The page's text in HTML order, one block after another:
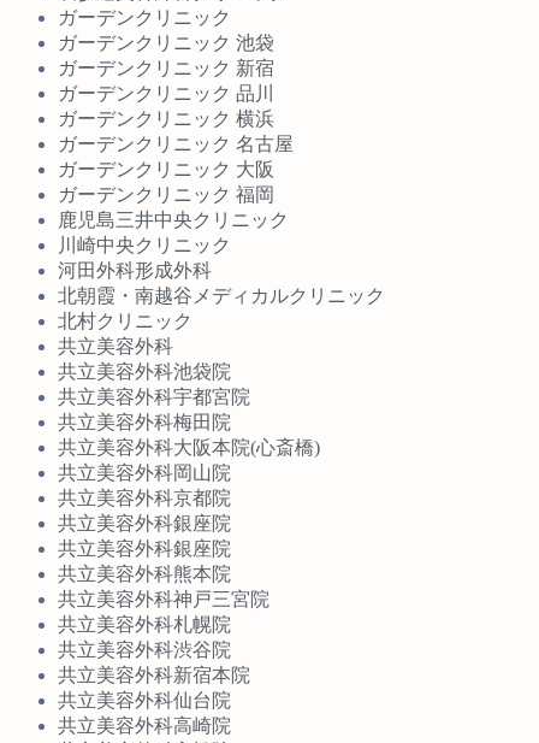
ガーデンクリニック
ガーデンクリニック 池袋
ガーデンクリニック 新宿
ガーデンクリニック 品川
ガーデンクリニック 横浜
ガーデンクリニック 名古屋
ガーデンクリニック 大阪
ガーデンクリニック 福岡
鹿児島三井中央クリニック
川崎中央クリニック
河田外科形成外科
北朝霞・南越谷メディカルクリニック
北村クリニック
共立美容外科
共立美容外科池袋院
共立美容外科宇都宮院
共立美容外科梅田院
共立美容外科大阪本院(心斎橋)
共立美容外科岡山院
共立美容外科京都院
共立美容外科銀座院
共立美容外科銀座院
共立美容外科熊本院
共立美容外科神戸三宮院
共立美容外科札幌院
共立美容外科渋谷院
共立美容外科新宿本院
共立美容外科仙台院
共立美容外科高崎院